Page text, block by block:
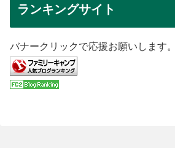
ランキングサイト
バナークリックで応援お願いします。